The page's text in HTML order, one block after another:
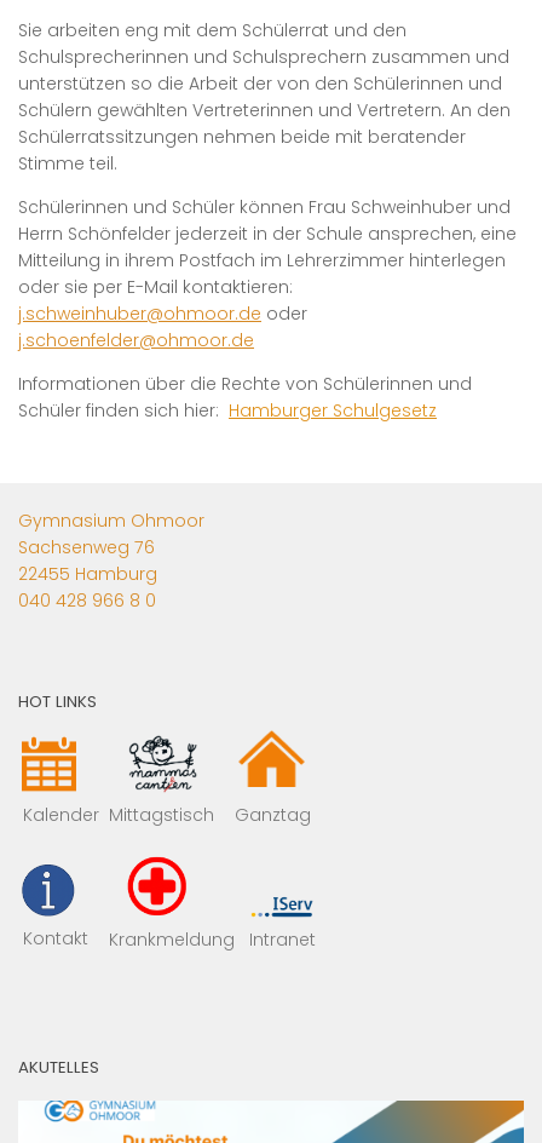
Sie arbeiten eng mit dem Schülerrat und den
Schulsprecherinnen und Schulsprechern zusammen und
unterstützen so die Arbeit der von den Schülerinnen und
Schülern gewählten Vertreterinnen und Vertretern. An den
Schülerratssitzungen nehmen beide mit beratender
Stimme teil.
Schülerinnen und Schüler können Frau Schweinhuber und
Herrn Schönfelder jederzeit in der Schule ansprechen, eine
Mitteilung in ihrem Postfach im Lehrerzimmer hinterlegen
oder sie per E-Mail kontaktieren:
j.schweinhuber@ohmoor.de oder
j.schoenfelder@ohmoor.de
Informationen über die Rechte von Schülerinnen und
Schüler finden sich hier: Hamburger Schulgesetz
Gymnasium Ohmoor
Sachsenweg 76
22455 Hamburg
040 428 966 8 0
HOT LINKS
Kalender Mittagstisch Ganztag
Kontakt Krankmeldung Intranet
AKUTELLES